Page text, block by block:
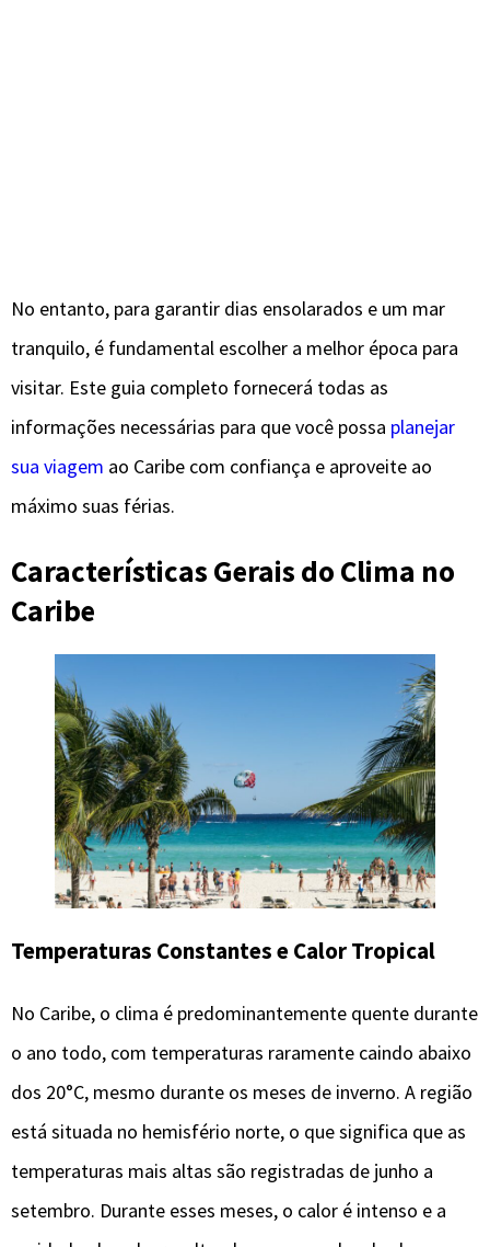
No entanto, para garantir dias ensolarados e um mar
tranquilo, é fundamental escolher a melhor época para
visitar. Este guia completo fornecerá todas as
informações necessárias para que você possa planejar
sua viagem ao Caribe com confiança e aproveite ao
máximo suas férias.
Características Gerais do Clima no
Caribe
Temperaturas Constantes e Calor Tropical
No Caribe, o clima é predominantemente quente durante
o ano todo, com temperaturas raramente caindo abaixo
dos 20°C, mesmo durante os meses de inverno. A região
está situada no hemisfério norte, o que significa que as
temperaturas mais altas são registradas de junho a
setembro. Durante esses meses, o calor é intenso e a